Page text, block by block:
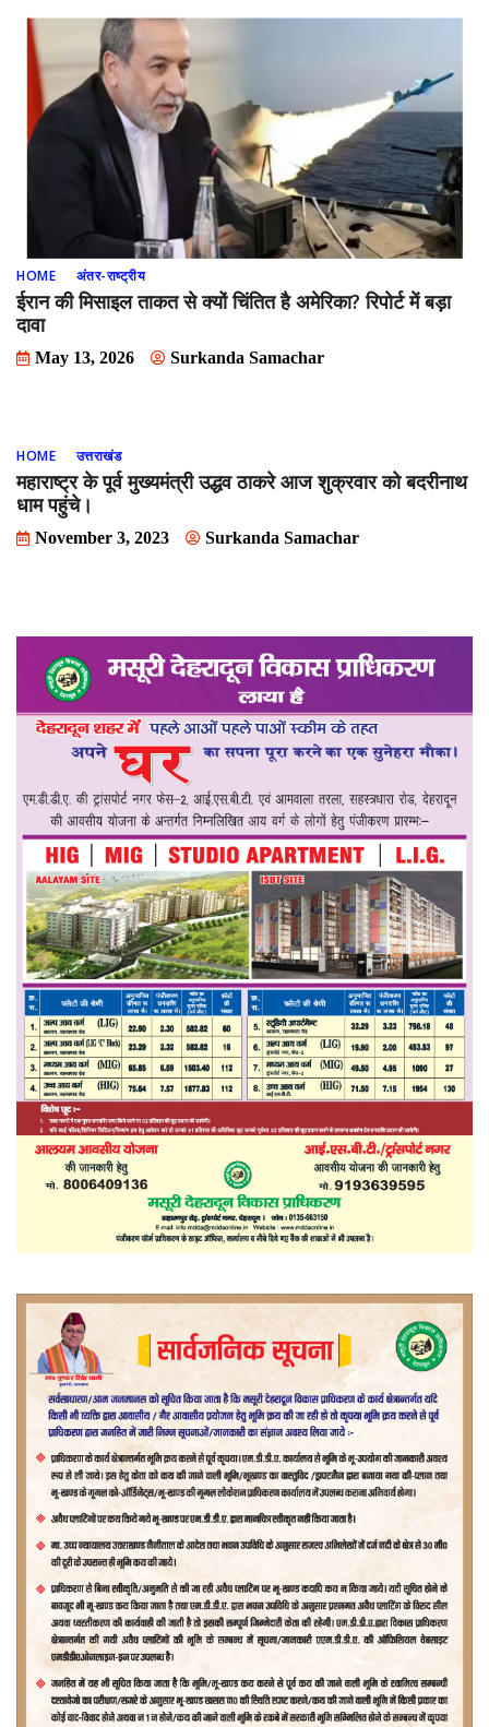
HOME अंतर-राष्ट्रीय
ईरान की मिसाइल ताकत से क्यों चिंतित है अमेरिका? रिपोर्ट में बड़ा
दावा
May 13, 2026 Surkanda Samachar
HOME उत्तराखंड
महाराष्ट्र के पूर्व मुख्यमंत्री उद्धव ठाकरे आज शुक्रवार को बदरीनाथ
धाम पहुंचे।
November 3, 2023 Surkanda Samachar